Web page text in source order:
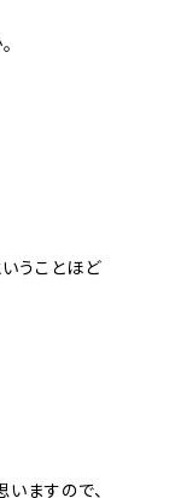
うことほど
ますので、